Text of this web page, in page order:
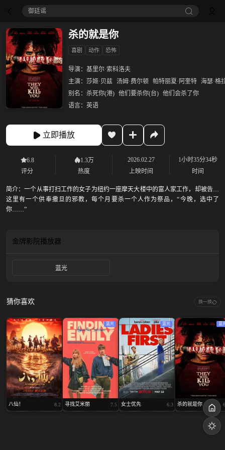
御廷谣‎
杀的就是你
喜剧 动作 恐怖
导演： 基里尔·索科洛夫
主演： 莎姬·贝兹 汤姆·费尔顿 帕特丽夏·阿奎特 海瑟·格
别名： 杀死你(港) 他们要杀你(台) 他们会杀了你
语言： 英语
立即播放
6.8
评分
1.3万
热度
2026.02.27
上映时间
1小时35分34秒
时间
简介：一个从事打扫工作的女子为纽约一座摩天大楼中的富人家工作，却被告知
这里有一个供奉撒旦的邪教，每个月要杀一个人作为祭品，“今晚，选中了
你……”
金牌影院播放器
蓝光
猜你喜欢 换一换
八仙！ 8.2
蓝光
寻找艾米丽 7.5
蓝光
女士优先 6.3
蓝
杀的就是你